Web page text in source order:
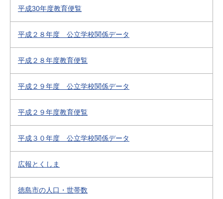
平成30年度教育便覧
平成２８年度 公立学校関係データ
平成２８年度教育便覧
平成２９年度 公立学校関係データ
平成２９年度教育便覧
平成３０年度 公立学校関係データ
広報とくしま
徳島市の人口・世帯数